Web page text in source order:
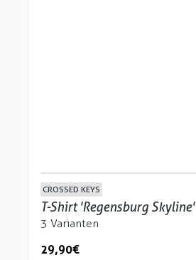
CROSSED KEYS
T-Shirt 'Regensburg Skyline'
3 Varianten
29,90 €